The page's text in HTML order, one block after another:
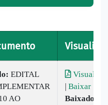
Visualizar
EDITAL
AO
Visualizar
| Baixar
Baixado: